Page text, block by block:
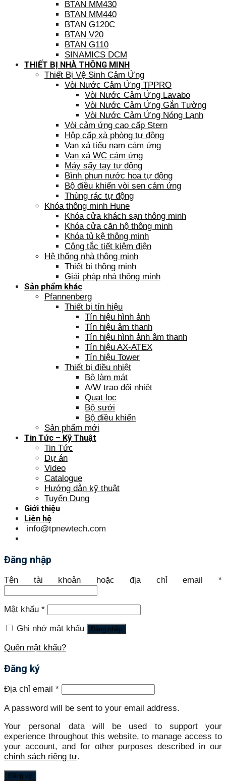
BTAN MM430
BTAN MM440
BTAN G120C
BTAN V20
BTAN G110
SINAMICS DCM
THIẾT BỊ NHÀ THÔNG MINH
Thiết Bị Vệ Sinh Cảm Ứng
Vòi Nước Cảm Ứng TPPRO
Vòi Nước Cảm Ứng Lavabo
Vòi Nước Cảm Ứng Gắn Tường
Vòi Nước Cảm Ứng Nóng Lạnh
Vòi cảm ứng cao cấp Stern
Hộp cấp xà phòng tự động
Van xả tiểu nam cảm ứng
Van xả WC cảm ứng
Máy sấy tay tự động
Bình phun nước hoa tự động
Bộ điều khiển vòi sen cảm ứng
Thùng rác tự động
Khóa thông minh Hune
Khóa cửa khách sạn thông minh
Khóa cửa căn hộ thông minh
Khóa tủ kệ thông minh
Công tắc tiết kiệm điện
Hệ thống nhà thông minh
Thiết bị thông minh
Giải pháp nhà thông minh
Sản phẩm khác
Pfannenberg
Thiết bị tín hiệu
Tín hiệu hình ảnh
Tín hiệu âm thanh
Tín hiệu hình ảnh âm thanh
Tín hiệu AX-ATEX
Tín hiệu Tower
Thiết bị điều nhiệt
Bộ làm mát
A/W trao đổi nhiệt
Quạt lọc
Bộ sưởi
Bộ điều khiển
Sản phẩm mới
Tin Tức – Kỹ Thuật
Tin Tức
Dự án
Video
Catalogue
Hướng dẫn kỹ thuật
Tuyển Dụng
Giới thiệu
Liên hệ
info@tpnewtech.com
Đăng nhập
Tên tài khoản hoặc địa chỉ email *
Mật khẩu *
Ghi nhớ mật khẩu Đăng nhập
Quên mật khẩu?
Đăng ký
Địa chỉ email *
A password will be sent to your email address.
Your personal data will be used to support your
experience throughout this website, to manage access to
your account, and for other purposes described in our
chính sách riêng tư.
Đăng ký